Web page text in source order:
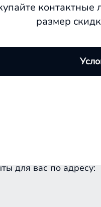
для вас по адресу:
контактные
размер